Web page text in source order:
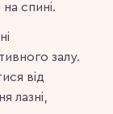
спині.
залу.
від
лазні,